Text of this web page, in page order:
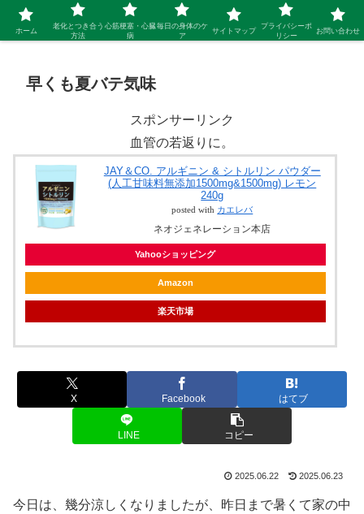
シニア 新しい人生を開拓するブログ
早くも夏バテ気味
スポンサーリンク
血管の若返りに。
JAY＆CO. アルギニン & シトルリン パウダー
(人工甘味料無添加1500mg&1500mg) レモン
240g
posted with カエレバ
ネオジェネレーション本店
Yahooショッピング
Amazon
楽天市場
X Facebook はてブ
LINE コピー
2025.06.22 2025.06.23
今日は、幾分涼しくなりましたが、昨日まで暑くて家の中
ホーム
老化とつき合う
方法
心筋梗塞・心臓
病
毎日の身体のケ
ア
サイトマップ
プライバシーポ
リシー
お問い合わせ